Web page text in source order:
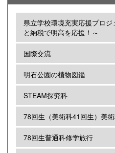
県立学校環境充実応援プロジ
と納税で明高を応援！～
国際交流
明石公園の植物図鑑
STEAM探究科
78回生（美術科41回生）美
78回生普通科修学旅行